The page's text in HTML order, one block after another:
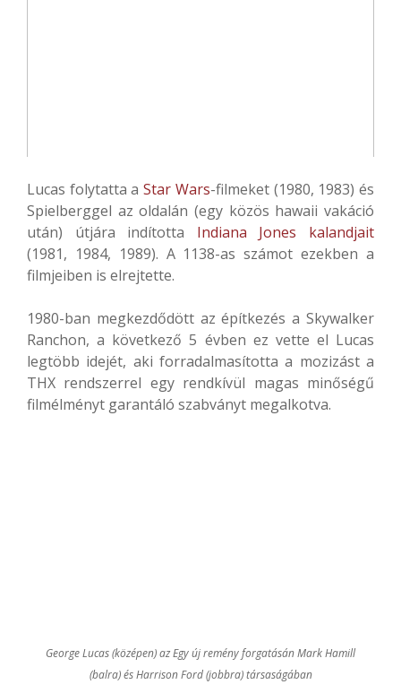
Lucas folytatta aStar Wars-filmeket (1980, 1983) és
Spielberggel az oldalán (egy közös hawaii vakáció
után) útjára indította Indiana Jones kalandjait
(1981, 1984, 1989). A 1138-as számot ezekben a
filmjeiben is elrejtette.
1980-ban megkezdődött az építkezés a Skywalker
Ranchon, a következő 5 évben ez vette el Lucas
legtöbb idejét, aki forradalmasította a mozizást a
THX rendszerrel egy rendkívül magas minőségű
filmélményt garantáló szabványt megalkotva.
George Lucas (középen) az Egy új remény forgatásán Mark Hamill
(balra) és Harrison Ford (jobbra) társaságában